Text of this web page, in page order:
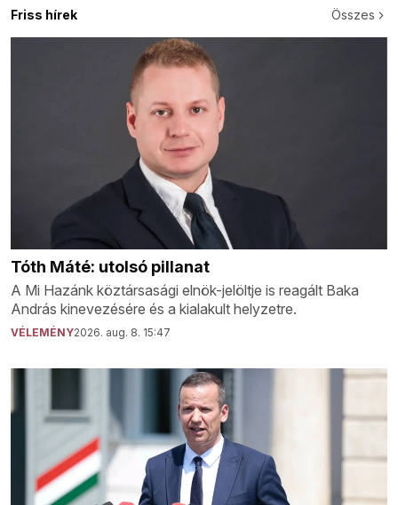
Friss hírek Összes
Tóth Máté: utolsó pillanat
A Mi Hazánk köztársasági elnök-jelöltje is reagált Baka
András kinevezésére és a kialakult helyzetre.
VÉLEMÉNY2026. aug. 8. 15:47